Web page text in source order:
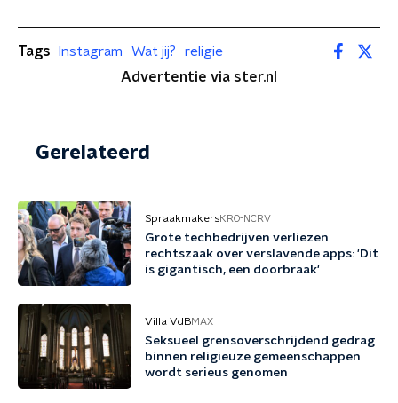
Tags Instagram Wat jij?
religie
Advertentie via ster.nl
Gerelateerd
SpraakmakersKRO-NCRV
Grote techbedrijven verliezen
rechtszaak over verslavende apps: 'Dit
is gigantisch, een doorbraak'
Villa VdBMAX
Seksueel grensoverschrijdend gedrag
binnen religieuze gemeenschappen
wordt serieus genomen